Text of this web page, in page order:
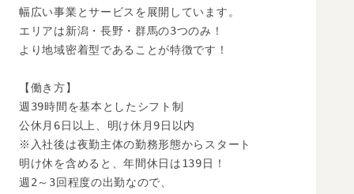
幅広い事業とサービスを展開しています。
エリアは新潟・長野・群馬の3つのみ！
より地域密着型であることが特徴です！
【働き方】
週39時間を基本としたシフト制
公休月6日以上、明け休月9日以内
※入社後は夜勤主体の勤務形態からスタート
明け休を含めると、年間休日は139日！
週2～3回程度の出勤なので、